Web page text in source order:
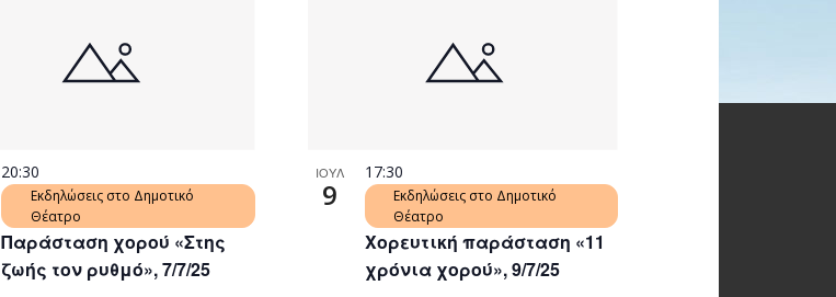
Παράσταση χορού «Στης
ζωής τον ρυθμό», 7/7/25
20:30
Εκδηλώσεις στο Δημοτικό
Θέατρο
ΙΟΥΛ
9
Χορευτική παράσταση «11
χρόνια χορού», 9/7/25
17:30
Εκδηλώσεις στο Δημοτικό
Θέατρο